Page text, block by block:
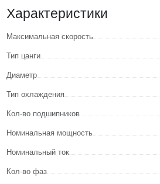
Характеристики
Максимальная скорость
Тип цанги
Диаметр
Тип охлаждения
Кол-во подшипников
Номинальная мощность
Номинальный ток
Кол-во фаз